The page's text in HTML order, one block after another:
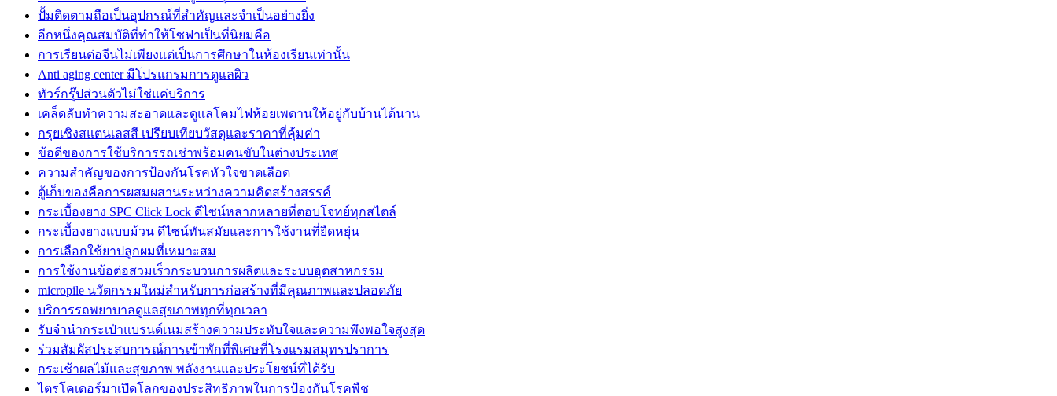
ปั้มติดตามถือเป็นอุปกรณ์ที่สำคัญและจำเป็นอย่างยิ่ง
อีกหนึ่งคุณสมบัติที่ทำให้โซฟาเป็นที่นิยมคือ
การเรียนต่อจีนไม่เพียงแต่เป็นการศึกษาในห้องเรียนเท่านั้น
Anti aging center มีโปรแกรมการดูแลผิว
ทัวร์กรุ๊ปส่วนตัวไม่ใช่แค่บริการ
เคล็ดลับทำความสะอาดและดูแลโคมไฟห้อยเพดานให้อยู่กับบ้านได้นาน
กรุยเชิงสแตนเลสสี เปรียบเทียบวัสดุและราคาที่คุ้มค่า
ข้อดีของการใช้บริการรถเช่าพร้อมคนขับในต่างประเทศ
ความสำคัญของการป้องกันโรคหัวใจขาดเลือด
ตู้เก็บของคือการผสมผสานระหว่างความคิดสร้างสรรค์
กระเบื้องยาง SPC Click Lock ดีไซน์หลากหลายที่ตอบโจทย์ทุกสไตล์
กระเบื้องยางแบบม้วน ดีไซน์ทันสมัยและการใช้งานที่ยืดหยุ่น
การเลือกใช้ยาปลูกผมที่เหมาะสม
การใช้งานข้อต่อสวมเร็วกระบวนการผลิตและระบบอุตสาหกรรม
micropile นวัตกรรมใหม่สำหรับการก่อสร้างที่มีคุณภาพและปลอดภัย
บริการรถพยาบาลดูแลสุขภาพทุกที่ทุกเวลา
รับจำนำกระเป๋าแบรนด์เนมสร้างความประทับใจและความพึงพอใจสูงสุด
ร่วมสัมผัสประสบการณ์การเข้าพักที่พิเศษที่โรงแรมสมุทรปราการ
กระเช้าผลไม้และสุขภาพ พลังงานและประโยชน์ที่ได้รับ
ไตรโคเดอร์มาเปิดโลกของประสิทธิภาพในการป้องกันโรคพืช